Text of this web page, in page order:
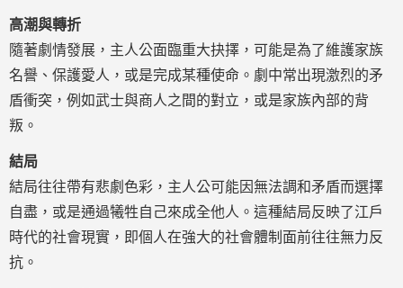
高潮與轉折
隨著劇情發展，主人公面臨重大抉擇，可能是為了維護家族
名譽、保護愛人，或是完成某種使命。劇中常出現激烈的矛
盾衝突，例如武士與商人之間的對立，或是家族內部的背
叛。
結局
結局往往帶有悲劇色彩，主人公可能因無法調和矛盾而選擇
自盡，或是通過犧牲自己來成全他人。這種結局反映了江戶
時代的社會現實，即個人在強大的社會體制面前往往無力反
抗。